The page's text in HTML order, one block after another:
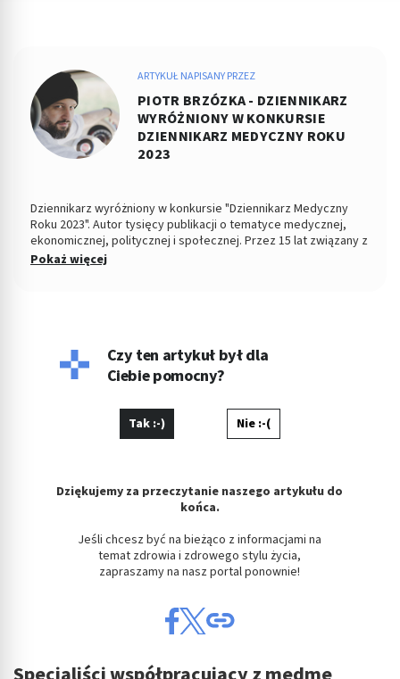
ARTYKUŁ NAPISANY PRZEZ
PIOTR BRZÓZKA - DZIENNIKARZ
WYRÓŻNIONY W KONKURSIE
DZIENNIKARZ MEDYCZNY ROKU
2023
Dziennikarz wyróżniony w konkursie "Dziennikarz Medyczny
Roku 2023". Autor tysięcy publikacji o tematyce medycznej,
ekonomicznej, politycznej i społecznej. Przez 15 lat związany z
Dziennikiem Łódzkim i Polska TheTimes. Z wykształcenia
Pokaż więcej
Czy ten artykuł był dla
Ciebie pomocny?
Tak :-) Nie :-(
Dziękujemy za przeczytanie naszego artykułu do
końca.
Jeśli chcesz być na bieżąco z informacjami na
temat zdrowia i zdrowego stylu życia,
zapraszamy na nasz portal ponownie!